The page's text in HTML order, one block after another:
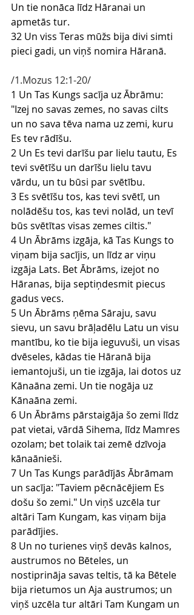
Un tie nonāca līdz Hāranai un
apmetās tur.
32 Un viss Teras mūžs bija divi simti
pieci gadi, un viņš nomira Hāranā.
/1.Mozus 12:1-20/
1 Un Tas Kungs sacīja uz Ābrāmu:
"Izej no savas zemes, no savas cilts
un no sava tēva nama uz zemi, kuru
Es tev rādīšu.
2 Un Es tevi darīšu par lielu tautu, Es
tevi svētīšu un darīšu lielu tavu
vārdu, un tu būsi par svētību.
3 Es svētīšu tos, kas tevi svētī, un
nolādēšu tos, kas tevi nolād, un tevī
būs svētītas visas zemes ciltis."
4 Un Ābrāms izgāja, kā Tas Kungs to
viņam bija sacījis, un līdz ar viņu
izgāja Lats. Bet Ābrāms, izejot no
Hāranas, bija septiņdesmit piecus
gadus vecs.
5 Un Ābrāms ņēma Sāraju, savu
sievu, un savu brāļadēlu Latu un visu
mantību, ko tie bija ieguvuši, un visas
dvēseles, kādas tie Hāranā bija
iemantojuši, un tie izgāja, lai dotos uz
Kānaāna zemi. Un tie nogāja uz
Kānaāna zemi.
6 Un Ābrāms pārstaigāja šo zemi līdz
pat vietai, vārdā Sihema, līdz Mamres
ozolam; bet tolaik tai zemē dzīvoja
kānaānieši.
7 Un Tas Kungs parādījās Ābrāmam
un sacīja: "Taviem pēcnācējiem Es
došu šo zemi." Un viņš uzcēla tur
altāri Tam Kungam, kas viņam bija
parādījies.
8 Un no turienes viņš devās kalnos,
austrumos no Bēteles, un
nostiprināja savas teltis, tā ka Bētele
bija rietumos un Aja austrumos; un
viņš uzcēla tur altāri Tam Kungam un